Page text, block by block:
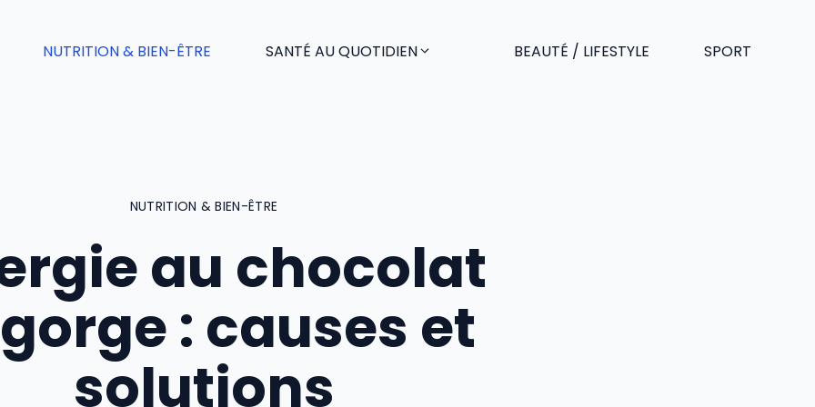
NUTRITION & BIEN-ÊTRE SANTÉ AU QUOTIDIEN BEAUTÉ / LIFESTYLE SPORT
NUTRITION & BIEN-ÊTRE
au chocolat
: causes et
solutions